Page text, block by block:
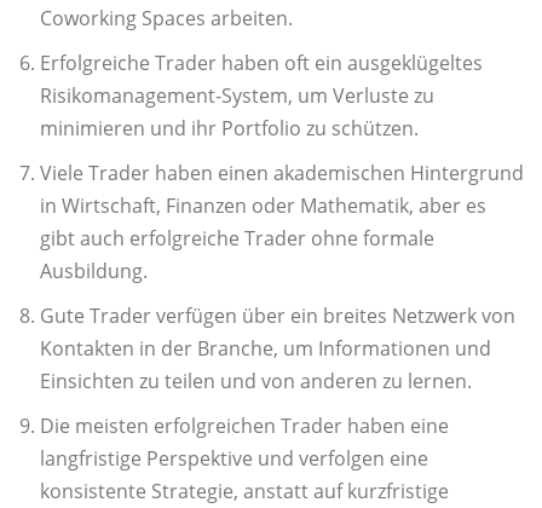
Coworking Spaces arbeiten.
Erfolgreiche Trader haben oft ein ausgeklügeltes
Risikomanagement-System, um Verluste zu
minimieren und ihr Portfolio zu schützen.
Viele Trader haben einen akademischen Hintergrund
in Wirtschaft, Finanzen oder Mathematik, aber es
gibt auch erfolgreiche Trader ohne formale
Ausbildung.
Gute Trader verfügen über ein breites Netzwerk von
Kontakten in der Branche, um Informationen und
Einsichten zu teilen und von anderen zu lernen.
Die meisten erfolgreichen Trader haben eine
langfristige Perspektive und verfolgen eine
konsistente Strategie, anstatt auf kurzfristige